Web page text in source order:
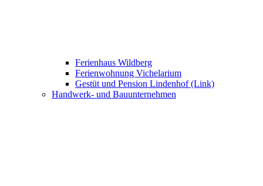
Ferienhaus Wildberg
Ferienwohnung Vichelarium
Gestüt und Pension Lindenhof (Link)
Handwerk- und Bauunternehmen